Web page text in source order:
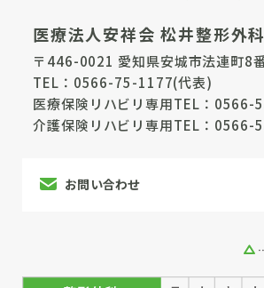
医療法人安祥会 松井整形外科
〒446-0021 愛知県安城市法連町8
TEL： 0566-75-1177(代表)
医療保険リハビリ専用TEL： 0566-
介護保険リハビリ専用TEL： 0566-
お問い合わせ